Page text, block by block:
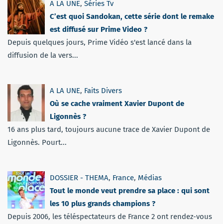
A LA UNE, Séries Tv
C’est quoi Sandokan, cette série dont le remake
est diffusé sur Prime Video ?
Depuis quelques jours, Prime Vidéo s'est lancé dans la
diffusion de la vers...
A LA UNE, Faits Divers
Où se cache vraiment Xavier Dupont de
Ligonnès ?
16 ans plus tard, toujours aucune trace de Xavier Dupont de
Ligonnès. Pourt...
DOSSIER - THEMA, France, Médias
Tout le monde veut prendre sa place : qui sont
les 10 plus grands champions ?
Depuis 2006, les téléspectateurs de France 2 ont rendez-vous